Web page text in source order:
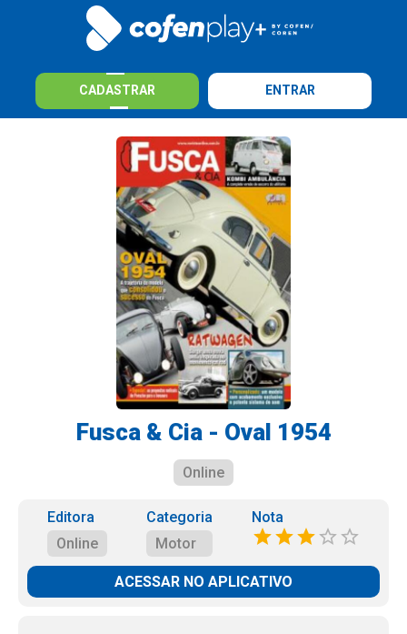
CADASTRAR ENTRAR
Fusca & Cia - Oval 1954
Online
Editora
Online
Categoria
Motor
Nota
ACESSAR NO APLICATIVO